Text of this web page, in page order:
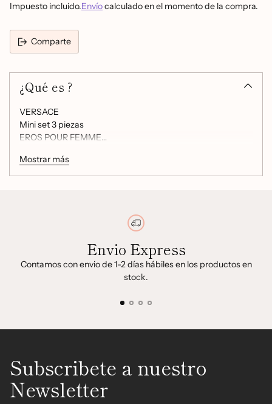
Impuesto incluido.Envíocalculado en el momento de la compra.
Comparte
un
producto
cesta
¿Qué es ?
VERSACE
Mini set 3 piezas
EROS POUR FEMME
Shower gel 25ml
Body Lotion 25ml
Mostrar más
Envio Express
Contamos con envio de 1-2 días hábiles en los productos en
stock.
Subscribete a nuestro
Newsletter